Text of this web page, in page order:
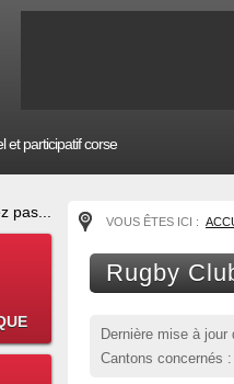
et participatif corse
pas...
VOUS ÊTES ICI :
Rugby
Dernière mise à
Cantons concernés